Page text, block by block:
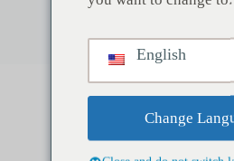
Magasin
English
Change